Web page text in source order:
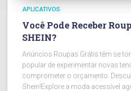
APLICATIVOS
Você Pode Receber
SHEIN?
Anúncios Roupas Grátis têm se
popular de experimentar novas
comprometer o orçamento.
Shein!Explore a moda acessível